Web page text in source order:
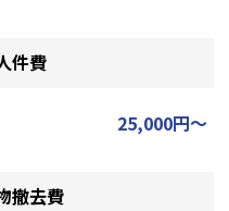
件費
25,000円～
撤去費